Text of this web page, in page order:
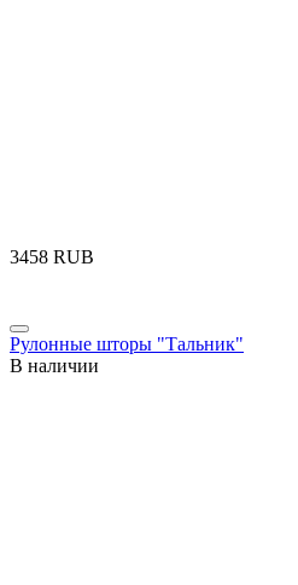
‍3458‍ RUB
Рулонные шторы "Тальник"
В наличии